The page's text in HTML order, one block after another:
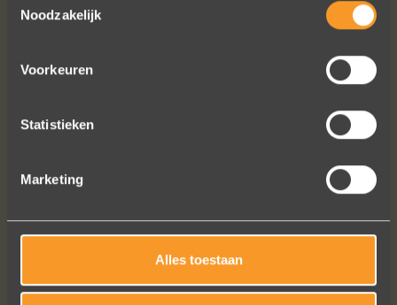
Noodzakelijk
Voorkeuren
Statistieken
Marketing
Alles toestaan
keuze en correcte prijzen! We werden
Bekijk al onze reviews